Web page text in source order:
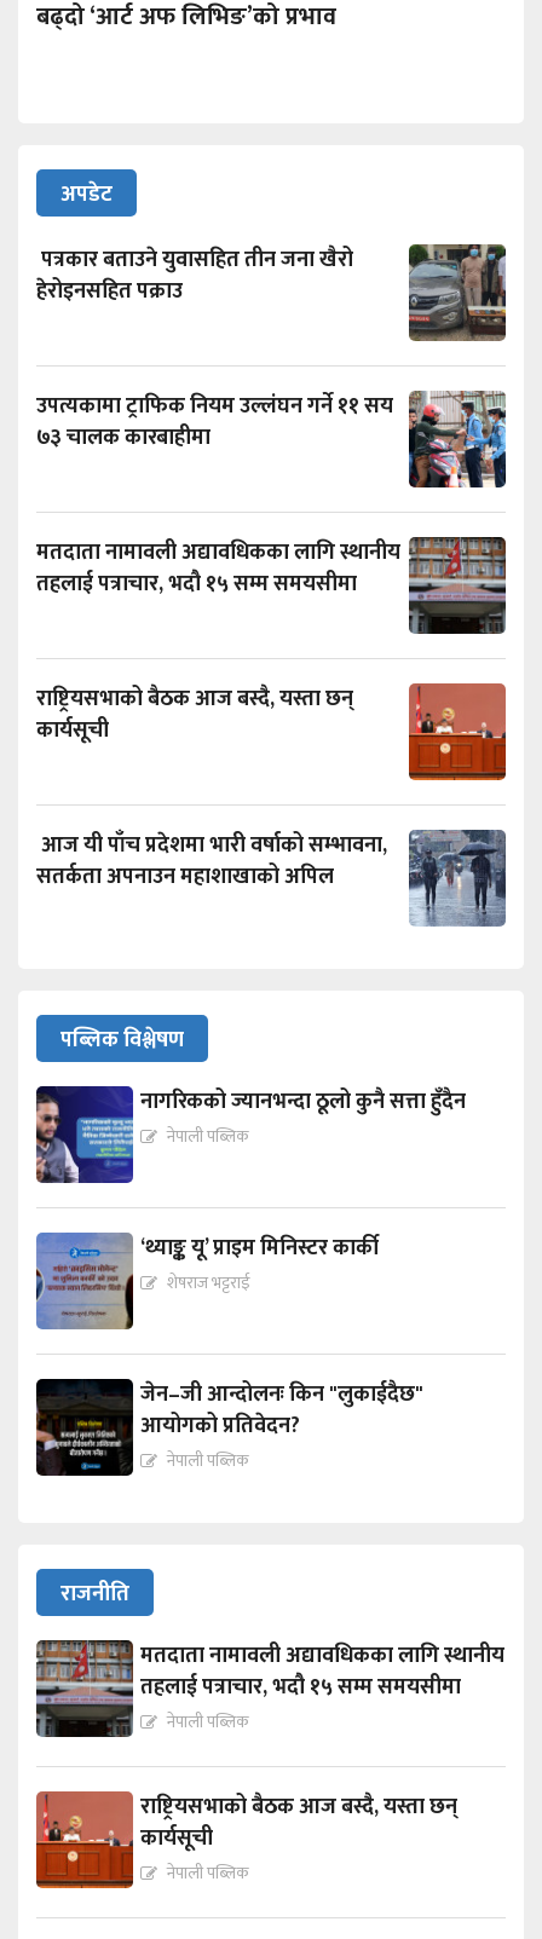
बढ्दो ‘आर्ट अफ लिभिङ’को प्रभाव
अपडेट
पत्रकार बताउने युवासहित तीन जना खैरो
हेरोइनसहित पक्राउ
उपत्यकामा ट्राफिक नियम उल्लंघन गर्ने ११ सय
७३ चालक कारबाहीमा
मतदाता नामावली अद्यावधिकका लागि स्थानीय
तहलाई पत्राचार, भदौ १५ सम्म समयसीमा
राष्ट्रियसभाको बैठक आज बस्दै, यस्ता छन्
कार्यसूची
आज यी पाँच प्रदेशमा भारी वर्षाको सम्भावना,
सतर्कता अपनाउन महाशाखाको अपिल
पब्लिक विश्लेषण
नागरिकको ज्यानभन्दा ठूलो कुनै सत्ता हुँदैन
नेपाली पब्लिक
‘थ्याङ्क यू’ प्राइम मिनिस्टर कार्की
शेषराज भट्टराई
जेन–जी आन्दोलनः किन "लुकाईदैछ"
आयोगको प्रतिवेदन?
नेपाली पब्लिक
राजनीति
मतदाता नामावली अद्यावधिकका लागि स्थानीय
तहलाई पत्राचार, भदौ १५ सम्म समयसीमा
नेपाली पब्लिक
राष्ट्रियसभाको बैठक आज बस्दै, यस्ता छन्
कार्यसूची
नेपाली पब्लिक